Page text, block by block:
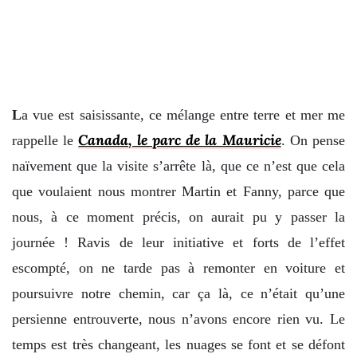
La vue est saisissante, ce mélange entre terre et mer me
rappelle leCanada, le parc de la Mauricie. On pense
naïvement que la visite s’arrête là, que ce n’est que cela
que voulaient nous montrer Martin et Fanny, parce que
nous, à ce moment précis, on aurait pu y passer la
journée ! Ravis de leur initiative et forts de l’effet
escompté, on ne tarde pas à remonter en voiture et
poursuivre notre chemin, car ça là, ce n’était qu’une
persienne entrouverte, nous n’avons encore rien vu. Le
temps est très changeant, les nuages se font et se défont